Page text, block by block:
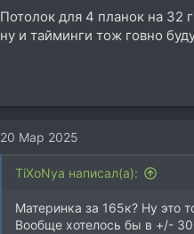
Потолок для 4 планок на 32
ну и тайминги тож говно
20 Мар 2025
TiXoNya написал(а):
Материнка за 165к? Ну это
Вообще хотелось бы в +/-